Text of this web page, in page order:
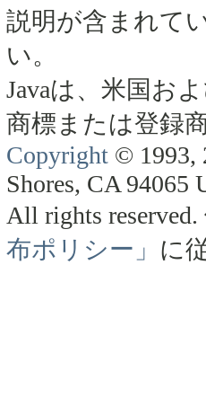
説明が含まれて
い。
Javaは、米国お
商標または登録
Copyright © 1993,
Shores, CA 94065
All rights reserved.
布ポリシー」 に